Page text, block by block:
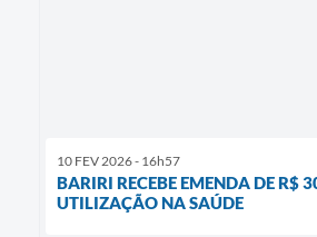
10 FEV 2026 - 16h57
BARIRI RECEBE EMENDA DE R$
UTILIZAÇÃO NA SAÚDE